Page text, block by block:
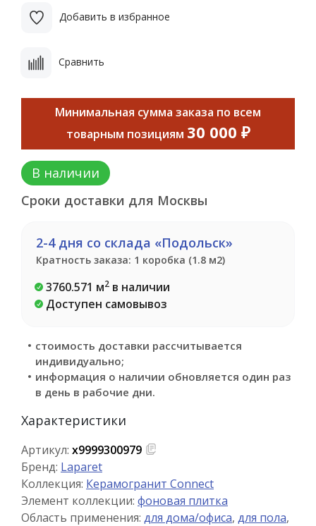
Добавить в избранное
Сравнить
Минимальная сумма заказа по всем
товарным позициям 30 000 ₽
В наличии
Сроки доставки для Москвы
2-4 дня со склада «Подольск»
Кратность заказа: 1 коробка (1.8 м2)
3760.571 м2 в наличии
Доступен самовывоз
стоимость доставки рассчитывается
индивидуально;
информация о наличии обновляется один раз
в день в рабочие дни.
Характеристики
Артикул: х9999300979
Бренд: Laparet
Коллекция: Керамогранит Connect
Элемент коллекции: фоновая плитка
Область применения: для дома/офиса, для пола,